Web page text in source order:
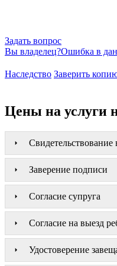
Задать вопрос
Вы владелец?Ошибка в
Наследство Заверить
Цены на услуги
Заверение подписи
Согласие супруга
Согласие на выезд
Удостоверение